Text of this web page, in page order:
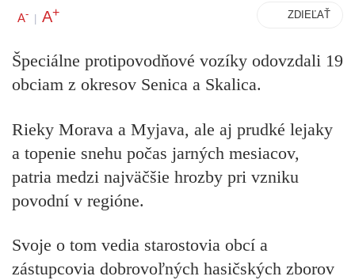
A- | A+ ZDIEĽAŤ
Špeciálne protipovodňové vozíky odovzdali 19
obciam z okresov Senica a Skalica.
Rieky Morava a Myjava, ale aj prudké lejaky
a topenie snehu počas jarných mesiacov,
patria medzi najväčšie hrozby pri vzniku
povodní v regióne.
Svoje o tom vedia starostovia obcí a
zástupcovia dobrovoľných hasičských zborov